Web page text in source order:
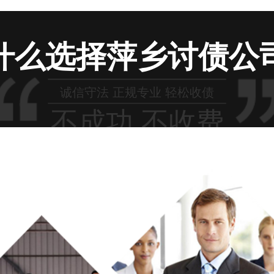
么选择萍乡讨债公
诚信守法 正规专业 轻松收债
不成功 不收费